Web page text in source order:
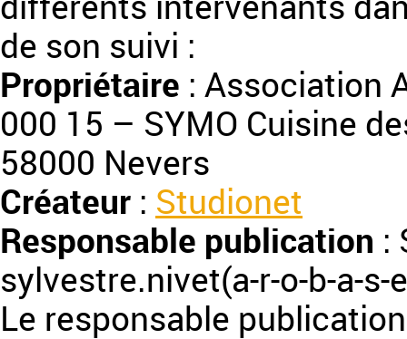
de son suivi :
Propriétaire : Association
000 15 – SYMO Cuisine
58000 Nevers
Créateur : Studionet
Responsable publication :
sylvestre.nivet(a-r-o-b-a-
Le responsable